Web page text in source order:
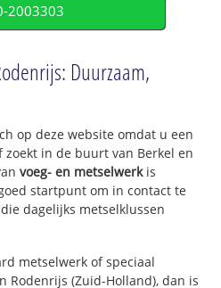
2003303
Duurzaam,
op deze website omdat u een
in de buurt van Berkel en
voeg- en metselwerkis
startpunt om in contact te
dagelijks metselklussen
metselwerk of speciaal
Rodenrijs (Zuid-Holland), dan is